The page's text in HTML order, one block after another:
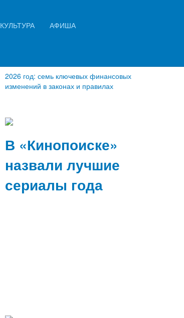
КУЛЬТУРА АФИША
2026 год: семь ключевых финансовых
изменений в законах и правилах
В «Кинопоиске»
назвали лучшие
сериалы года